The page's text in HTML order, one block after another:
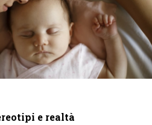
e realtà